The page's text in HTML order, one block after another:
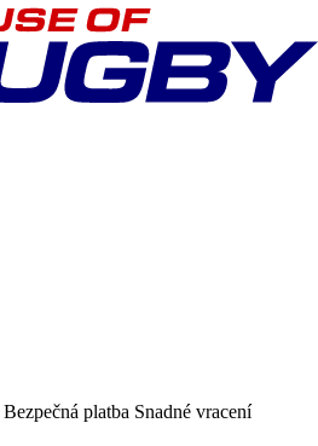
Bezpečná platba Snadné vracení